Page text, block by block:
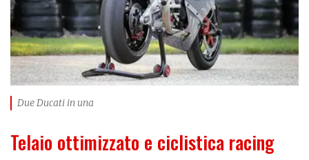
Due Ducati in una
Telaio ottimizzato e ciclistica racing